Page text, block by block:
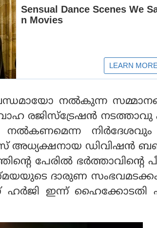
നൽകുന്ന
രജിസ്ട്രേഷൻ
നൽകണമെന്ന
അധ്യക്ഷനായ ഡിവിഷൻ
പേരിൽ ഭർത്താവിന്റെ
ദാരുണ
ഹർജി ഇന്ന് ഹൈക്കോടതി